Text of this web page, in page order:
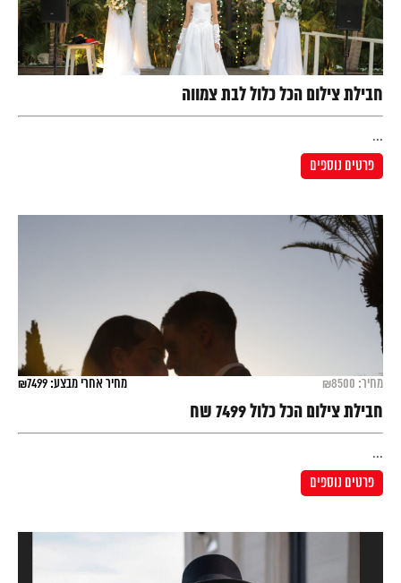
חבילת צילום הכל כלול לבת צמווה
...
פרטים נוספים
מחיר: ₪8500 מחיר אחרי מבצע: ₪7499
חבילת צילום הכל כלול 7499 שח
...
פרטים נוספים